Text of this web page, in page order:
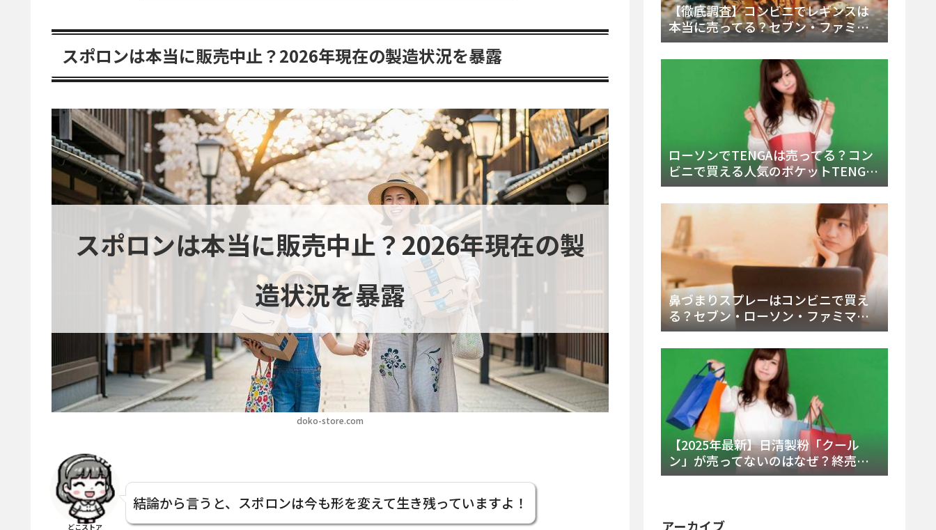
スポロンは本当に販売中止？2026年現在の製造状況を暴露
doko-store.com
スポロンは本当に販売中止？2026年現在の製
造状況を暴露
どこストア
結論から言うと、スポロンは今も形を変えて生き残っていますよ！
【徹底調査】コンビニでレギンスは
本当に売ってる？セブン・ファミ
マ・ローソンの取扱店舗とメーカ
ー・内容物を詳しく調べてみた！
ローソンでTENGAは売ってる？コン
ビニで買える人気のポケットTENGA
とエッグの取り扱い店舗と陳列場所
を徹底解説！
鼻づまりスプレーはコンビニで買え
る？セブン・ローソン・ファミマの
販売時間と主要製品を徹底解説
【2025年最新】日清製粉「クール
ン」が売ってないのはなぜ？終売の
真相とレアチーズケーキ代替品・再
アーカイブ